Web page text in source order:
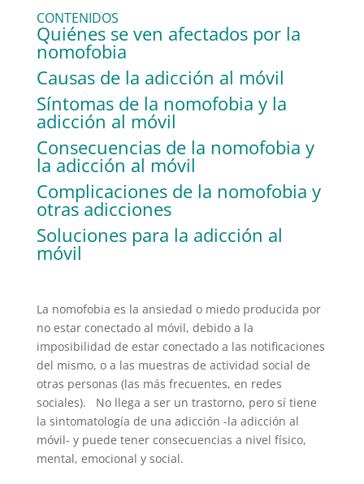
CONTENIDOS
Quiénes se ven afectados por la
nomofobia
Causas de la adicción al móvil
Síntomas de la nomofobia y la
adicción al móvil
Consecuencias de la nomofobia y
la adicción al móvil
Complicaciones de la nomofobia y
otras adicciones
Soluciones para la adicción al
móvil
La nomofobia es la ansiedad o miedo producida por
no estar conectado al móvil, debido a la
imposibilidad de estar conectado a las notificaciones
del mismo, o a las muestras de actividad social de
otras personas (las más frecuentes, en redes
sociales). No llega a ser un trastorno, pero sí tiene
la sintomatología de una adicción -la adicción al
móvil- y puede tener consecuencias a nivel físico,
mental, emocional y social.